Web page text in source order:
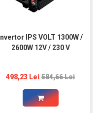
Invertor IPS VOLT 1300W /
2600W 12V / 230 V
498,23 Lei 584,66 Lei